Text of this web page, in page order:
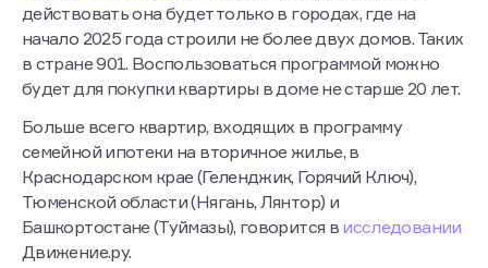
действовать она будет только в городах, где на
начало 2025 года строили не более двух домов. Таких
в стране 901. Воспользоваться программой можно
будет для покупки квартиры в доме не старше 20 лет.
Больше всего квартир, входящих в программу
семейной ипотеки на вторичное жилье, в
Краснодарском крае (Геленджик, Горячий Ключ),
Тюменской области (Нягань, Лянтор) и
Башкортостане (Туймазы), говорится в исследовании
Движение.ру.